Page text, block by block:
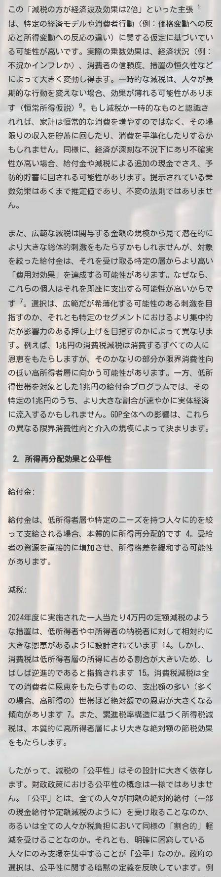
この「減税の方が経済波及効果は2倍」といった主張 1
は、特定の経済モデルや消費者行動（例：価格変動への反
応と所得変動への反応の違い）に関する仮定に基づいてい
る可能性が高いです。実際の乗数効果は、経済状況（例：
不況かインフレか）、消費者の信頼度、措置の恒久性など
によって大きく変動し得ます。一時的な減税は、人々が長
期的な行動を変えない場合、効果が薄れる可能性がありま
す（恒常所得仮説） 9。もし減税が一時的なものと認識さ
れれば、家計は恒常的な消費を増やすのではなく、その場
限りの収入を貯蓄に回したり、消費を平準化したりするか
もしれません。同様に、経済が深刻な不況下にあり不確実
性が高い場合、給付金や減税による追加の現金でさえ、予
防的貯蓄に回される可能性があります。提示されている乗
数効果はあくまで推定値であり、不変の法則ではありませ
ん。
また、広範な減税は関与する金額の規模から見て潜在的に
より大きな総体的刺激をもたらすかもしれませんが、対象
を絞った給付金は、それを受け取る特定の層からより高い
「費用対効果」を達成する可能性があります。なぜなら、
これらの個人はそれを即座に支出する可能性が高いからで
す 7。選択は、広範だが希薄化する可能性のある刺激を目
指すのか、それとも特定のセグメントにおけるより集中的
だが影響力のある押し上げを目指すのかによって異なりま
す。例えば、1兆円の消費税減税は消費するすべての人に
恩恵をもたらしますが、そのかなりの部分が限界消費性向
の低い高所得者層に向かう可能性があります。一方、低所
得世帯を対象とした1兆円の給付金プログラムでは、その
特定の1兆円のうち、より大きな割合が速やかに実体経済
に流入するかもしれません。GDP全体への影響は、これら
の異なる限界消費性向と介入の規模によって決まります。
2. 所得再分配効果と公平性
給付金:
給付金は、低所得者層や特定のニーズを持つ人々に的を絞
って支給される場合、本質的に所得再分配的です 4。受給
者の資源を直接的に増加させ、所得格差を緩和する可能性
があります。
減税:
2024年度に実施された一人当たり4万円の定額減税のよう
な措置は、低所得者や中所得者の納税者に対して相対的に
大きな恩恵があるように設計されています 14。しかし、
消費税は低所得者層の所得に占める割合が大きいため、し
ばしば逆進的であると指摘されます 15。消費税減税は全
ての消費者に恩恵をもたらすものの、支出額の多い（多く
の場合、高所得の）世帯ほど絶対額での恩恵が大きくなる
傾向があります 7。また、累進税率構造に基づく所得税減
税は、本質的に高所得者層により大きな絶対額の節税効果
をもたらします。
したがって、減税の「公平性」はその設計に大きく依存し
ます。財政政策における公平性の概念は一様ではありませ
ん。「公平」とは、全ての人々が同額の絶対的給付（一部
の現金給付や定額減税のように）を受け取ることなのか、
あるいは全ての人々が税負担において同様の「割合的」軽
減を受けることなのか。それとも、明確に困窮している
人々にのみ支援を集中することが「公平」なのか。政府の
選択は、公平性に関する暗黙の定義を反映しています。例